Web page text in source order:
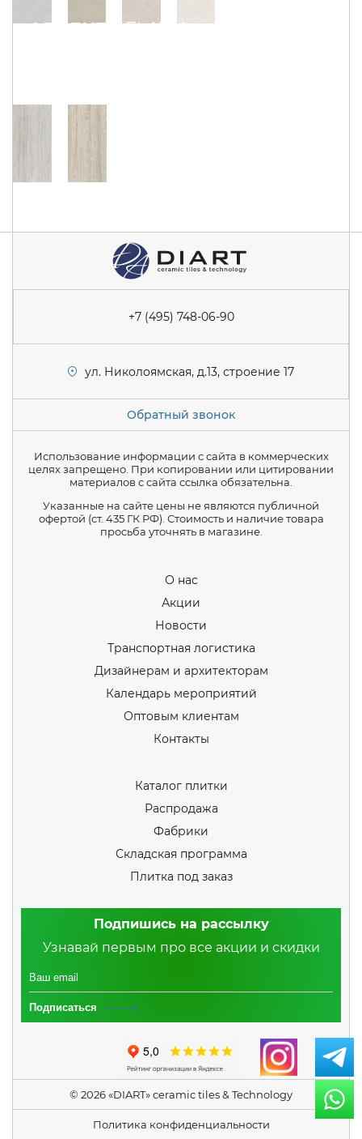
ARGENTA FLAVIA
+7 (495) 748-06-90
ул. Николоямская, д.13, строение 17
Обратный звонок
Использование информации с сайта в коммерческих
целях запрещено. При копировании или цитировании
материалов с сайта ссылка обязательна.
Указанные на сайте цены не являются публичной
офертой (ст. 435 ГК РФ). Стоимость и наличие товара
просьба уточнять в магазине.
О нас
Акции
Новости
Транспортная логистика
Дизайнерам и архитекторам
Календарь мероприятий
Оптовым клиентам
Контакты
Каталог плитки
Распродажа
Фабрики
Складская программа
Плитка под заказ
Подпишись на рассылку
Узнавай первым про все акции и скидки
Подписаться
© 2026 «DIART» ceramic tiles & Technology
Политика конфиденциальности